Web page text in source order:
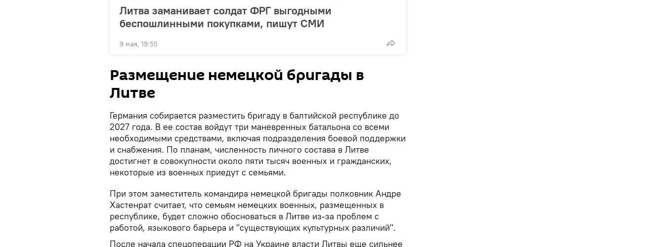
Литва заманивает солдат ФРГ выгодными
беспошлинными покупками, пишут СМИ
9 мая, 19:55
Размещение немецкой бригады в
Литве
Германия собирается разместить бригаду в балтийской республике до
2027 года. В ее состав войдут три маневренных батальона со всеми
необходимыми средствами, включая подразделения боевой поддержки
и снабжения. По планам, численность личного состава в Литве
достигнет в совокупности около пяти тысяч военных и гражданских,
некоторые из военных приедут с семьями.
При этом заместитель командира немецкой бригады полковник Андре
Хастенрат считает, что семьям немецких военных, размещенных в
республике, будет сложно обосноваться в Литве из-за проблем с
работой, языкового барьера и "существующих культурных различий".
После начала спецоперации РФ на Украине власти Литвы еще сильнее